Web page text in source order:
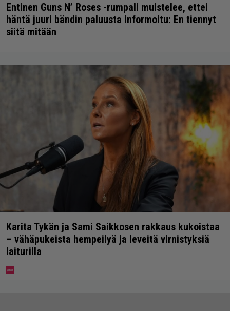
Entinen Guns N’ Roses -rumpali muistelee, ettei
häntä juuri bändin paluusta informoitu: En tiennyt
siitä mitään
Karita Tykän ja Sami Saikkosen rakkaus kukoistaa
– vähäpukeista hempeilyä ja leveitä virnistyksiä
laiturilla